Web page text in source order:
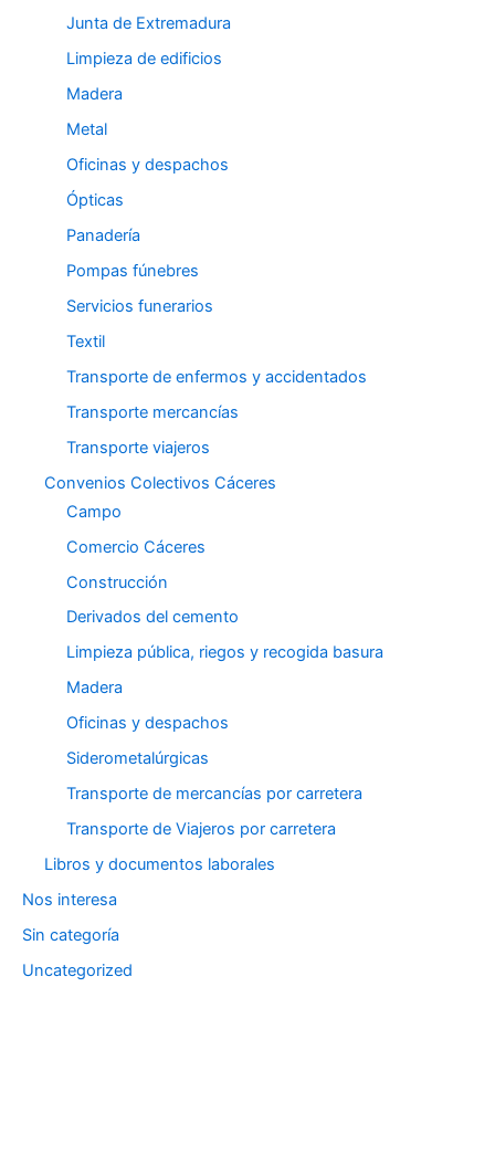
Junta de Extremadura
Limpieza de edificios
Madera
Metal
Oficinas y despachos
Ópticas
Panadería
Pompas fúnebres
Servicios funerarios
Textil
Transporte de enfermos y accidentados
Transporte mercancías
Transporte viajeros
Convenios Colectivos Cáceres
Campo
Comercio Cáceres
Construcción
Derivados del cemento
Limpieza pública, riegos y recogida basura
Madera
Oficinas y despachos
Siderometalúrgicas
Transporte de mercancías por carretera
Transporte de Viajeros por carretera
Libros y documentos laborales
Nos interesa
Sin categoría
Uncategorized